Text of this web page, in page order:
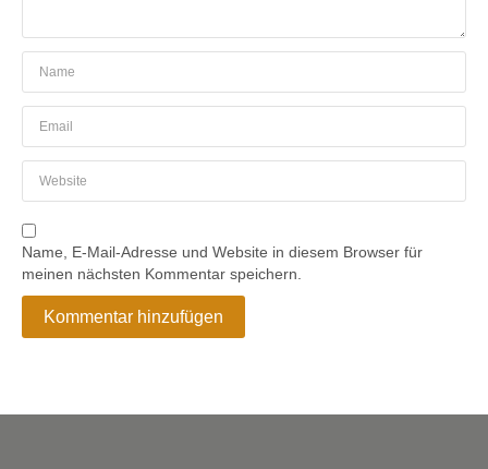
Name, E-Mail-Adresse und Website in diesem Browser für
meinen nächsten Kommentar speichern.